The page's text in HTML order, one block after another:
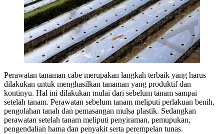
Perawatan tanaman cabe merupakan langkah terbaik yang harus
dilakukan untuk menghasilkan tanaman yang produktif dan
kontinyu. Hal ini dilakukan mulai dari sebelum tanam sampai
setelah tanam. Perawatan sebelum tanam meliputi perlakuan benih,
pengolahan tanah dan pemasangan mulsa plastik. Sedangkan
perawatan setelah tanam meliputi penyiraman, pemupukan,
pengendalian hama dan penyakit serta perempelan tunas.